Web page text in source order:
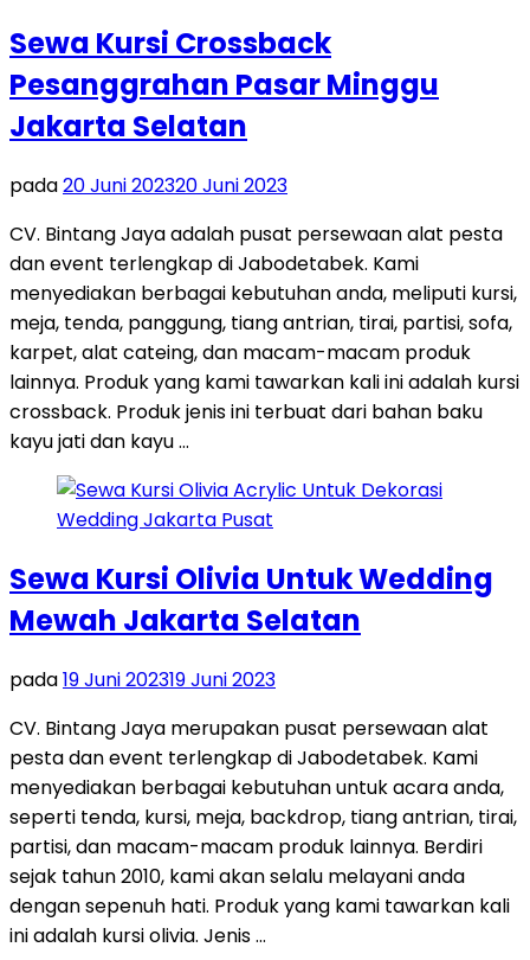
Sewa Kursi Crossback
Pesanggrahan Pasar Minggu
Jakarta Selatan
pada20 Juni 202320 Juni 2023
CV. Bintang Jaya adalah pusat persewaan alat pesta
dan event terlengkap di Jabodetabek. Kami
menyediakan berbagai kebutuhan anda, meliputi kursi,
meja, tenda, panggung, tiang antrian, tirai, partisi, sofa,
karpet, alat cateing, dan macam-macam produk
lainnya. Produk yang kami tawarkan kali ini adalah kursi
crossback. Produk jenis ini terbuat dari bahan baku
kayu jati dan kayu …
Sewa Kursi Olivia Untuk Wedding
Mewah Jakarta Selatan
pada19 Juni 202319 Juni 2023
CV. Bintang Jaya merupakan pusat persewaan alat
pesta dan event terlengkap di Jabodetabek. Kami
menyediakan berbagai kebutuhan untuk acara anda,
seperti tenda, kursi, meja, backdrop, tiang antrian, tirai,
partisi, dan macam-macam produk lainnya. Berdiri
sejak tahun 2010, kami akan selalu melayani anda
dengan sepenuh hati. Produk yang kami tawarkan kali
ini adalah kursi olivia. Jenis …